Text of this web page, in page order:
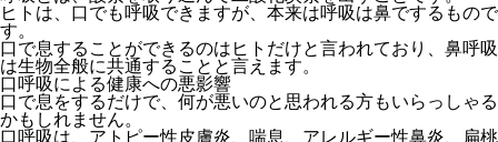
ヒトは、口でも呼吸できますが、本来は呼吸は鼻でするもので
す。
口で息することができるのはヒトだけと言われており、鼻呼吸
は生物全般に共通することと言えます。
口呼吸による健康への悪影響
口で息をするだけで、何が悪いのと思われる方もいらっしゃる
かもしれません。
口呼吸は、アトピー性皮膚炎、喘息、アレルギー性鼻炎、扁桃